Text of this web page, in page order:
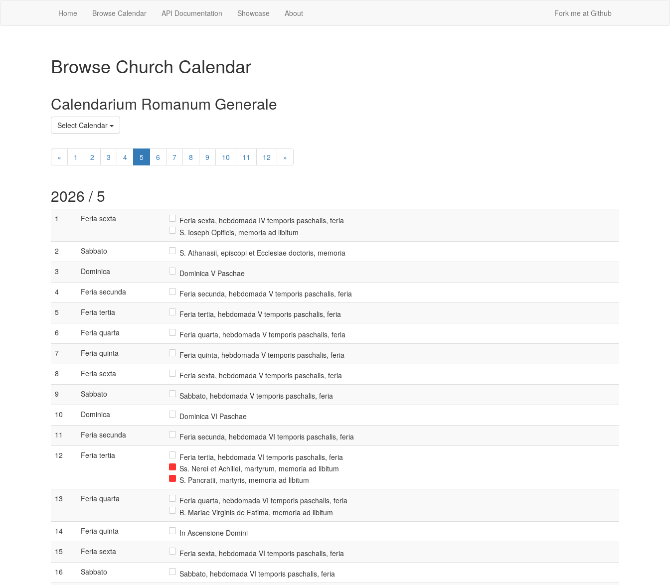
Home Browse Calendar API Documentation Showcase About Fork me at Github
Browse Church Calendar
Calendarium Romanum Generale
Select Calendar
« 1 2 3 4 5 6 7 8 9 10 11 12 »
2026 / 5
1 Feria sexta
Feria sexta, hebdomada IV temporis paschalis, feria
S. Ioseph Opificis, memoria ad libitum
2
Sabbato
S. Athanasii, episcopi et Ecclesiae doctoris, memoria
3
Dominica
Dominica V Paschae
4
Feria secunda
Feria secunda, hebdomada V temporis paschalis, feria
5
Feria tertia
Feria tertia, hebdomada V temporis paschalis, feria
6
Feria quarta
Feria quarta, hebdomada V temporis paschalis, feria
7
Feria quinta
Feria quinta, hebdomada V temporis paschalis, feria
8
Feria sexta
Feria sexta, hebdomada V temporis paschalis, feria
9
Sabbato
Sabbato, hebdomada V temporis paschalis, feria
10
Dominica
Dominica VI Paschae
11
Feria secunda
Feria secunda, hebdomada VI temporis paschalis, feria
12
Feria tertia
Feria tertia, hebdomada VI temporis paschalis, feria
Ss. Nerei et Achillei, martyrum, memoria ad libitum
S. Pancratii, martyris, memoria ad libitum
13
Feria quarta
Feria quarta, hebdomada VI temporis paschalis, feria
B. Mariae Virginis de Fatima, memoria ad libitum
14
Feria quinta
In Ascensione Domini
15
Feria sexta
Feria sexta, hebdomada VI temporis paschalis, feria
16
Sabbato
Sabbato, hebdomada VI temporis paschalis, feria